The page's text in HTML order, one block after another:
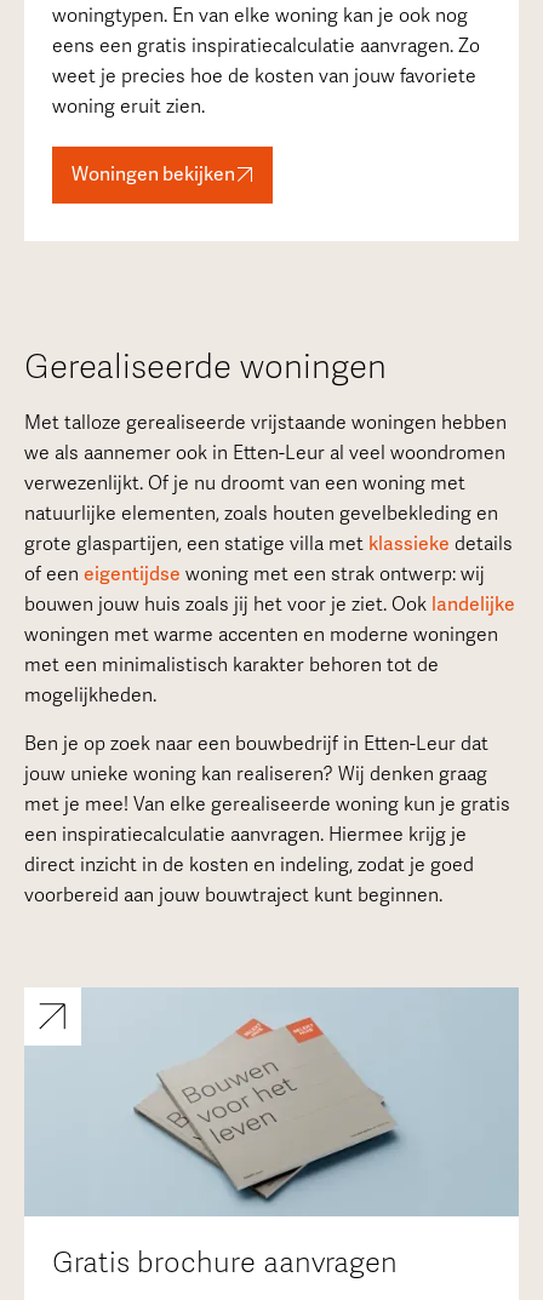
woningtypen. En van elke woning kan je ook nog
eens een gratis inspiratiecalculatie aanvragen. Zo
weet je precies hoe de kosten van jouw favoriete
woning eruit zien.
Woningen bekijken
Gerealiseerde woningen
Met talloze gerealiseerde vrijstaande woningen hebben
we als aannemer ook in Etten-Leur al veel woondromen
verwezenlijkt. Of je nu droomt van een woning met
natuurlijke elementen, zoals houten gevelbekleding en
grote glaspartijen, een statige villa met klassieke details
of een eigentijdse woning met een strak ontwerp: wij
bouwen jouw huis zoals jij het voor je ziet. Ook landelijke
woningen met warme accenten en moderne woningen
met een minimalistisch karakter behoren tot de
mogelijkheden.
Ben je op zoek naar een bouwbedrijf in Etten-Leur dat
jouw unieke woning kan realiseren? Wij denken graag
met je mee! Van elke gerealiseerde woning kun je gratis
een inspiratiecalculatie aanvragen. Hiermee krijg je
direct inzicht in de kosten en indeling, zodat je goed
voorbereid aan jouw bouwtraject kunt beginnen.
Gratis brochure aanvragen